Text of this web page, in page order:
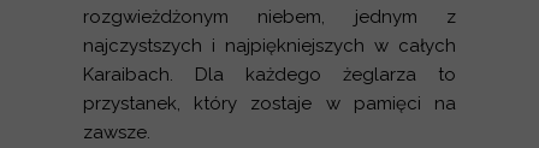
rozgwieżdżonym niebem, jednym z
najczystszych i najpiękniejszych w całych
Karaibach. Dla każdego żeglarza to
przystanek, który zostaje w pamięci na
zawsze.